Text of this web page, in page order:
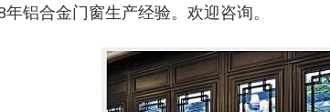
年铝合金门窗生产经验。欢迎咨询。